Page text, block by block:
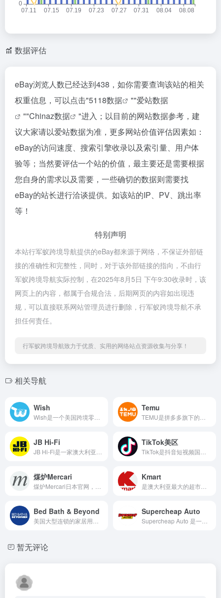
数据评估
eBay浏览人数已经达到438，如你需要查询该站的相关
权重信息，可以点击"5118数据 ""爱站数据
""Chinaz数据
"进入；以目前的网站数据参考，建
议大家请以爱站数据为准，更多网站价值评估因素如：
eBay的访问速度、搜索引擎收录以及索引量、用户体
验等；当然要评估一个站的价值，最主要还是需要根据
您自身的需求以及需要，一些确切的数据则需要找
eBay的站长进行洽谈提供。如该站的IP、PV、跳出率
等！
特别声明
本站行军蚁跨境导航提供的eBay都来源于网络，不保证外部链
接的准确性和完整性，同时，对于该外部链接的指向，不由行
军蚁跨境导航实际控制，在2025年8月5日 下午9:30收录时，该
网页上的内容，都属于合规合法，后期网页的内容如出现违
规，可以直接联系网站管理员进行删除，行军蚁跨境导航不承
担任何责任。
行军蚁跨境导航致力于优质、实用的网络站点资源收集与分享！
相关导航
Wish Temu
JB Hi-Fi TikTok美区
煤炉Mercari Kmart
Bed Bath & Beyond Supercheap Auto
暂无评论